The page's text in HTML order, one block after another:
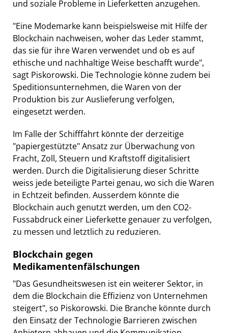
und soziale Probleme in Lieferketten anzugehen.
"Eine Modemarke kann beispielsweise mit Hilfe der
Blockchain nachweisen, woher das Leder stammt,
das sie für ihre Waren verwendet und ob es auf
ethische und nachhaltige Weise beschafft wurde",
sagt Piskorowski. Die Technologie könne zudem bei
Speditionsunternehmen, die Waren von der
Produktion bis zur Auslieferung verfolgen,
eingesetzt werden.
Im Falle der Schifffahrt könnte der derzeitige
"papiergestützte" Ansatz zur Überwachung von
Fracht, Zoll, Steuern und Kraftstoff digitalisiert
werden. Durch die Digitalisierung dieser Schritte
weiss jede beteiligte Partei genau, wo sich die Waren
in Echtzeit befinden. Ausserdem könnte die
Blockchain auch genutzt werden, um den CO2-
Fussabdruck einer Lieferkette genauer zu verfolgen,
zu messen und letztlich zu reduzieren.
Blockchain gegen
Medikamentenfälschungen
"Das Gesundheitswesen ist ein weiterer Sektor, in
dem die Blockchain die Effizienz von Unternehmen
steigert", so Piskorowski. Die Branche könnte durch
den Einsatz der Technologie Barrieren zwischen